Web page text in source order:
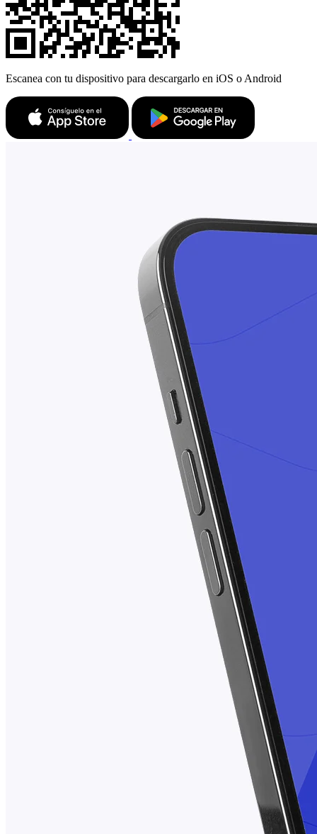
Escanea con tu dispositivo para descargarlo en iOS o Android